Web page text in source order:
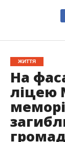
ЖИТТЯ
На
ліцею